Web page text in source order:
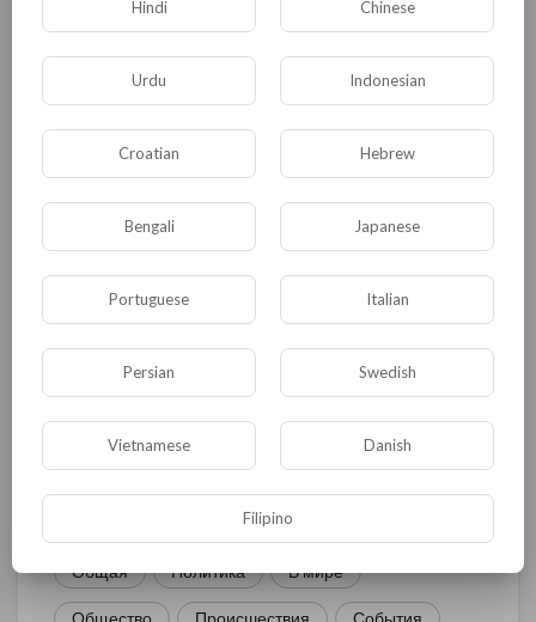
Опубликовать
Комментариев нет
Общая Политика В мире
Общество Происшествия События
Hindi Chinese
Urdu Indonesian
Croatian Hebrew
Bengali Japanese
Portuguese Italian
Persian Swedish
Vietnamese Danish
Filipino